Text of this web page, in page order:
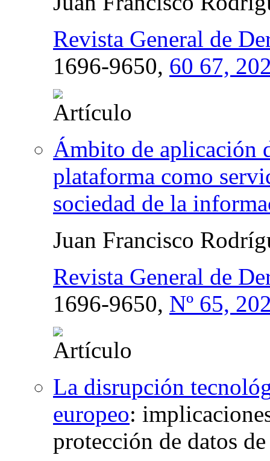
Revista General de
1696-9650, 60 67,
Ámbito de aplicación
plataforma como
sociedad de la
Juan Francisco
Revista General de
1696-9650, Nº 65,
La disrupción
europeo:
protección de datos